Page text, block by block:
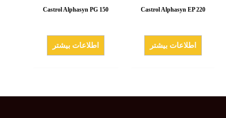
Castrol Alphasyn EP 220
اطلاعات بیشتر
Castrol Alphasyn PG 150
اطلاعات بیشتر